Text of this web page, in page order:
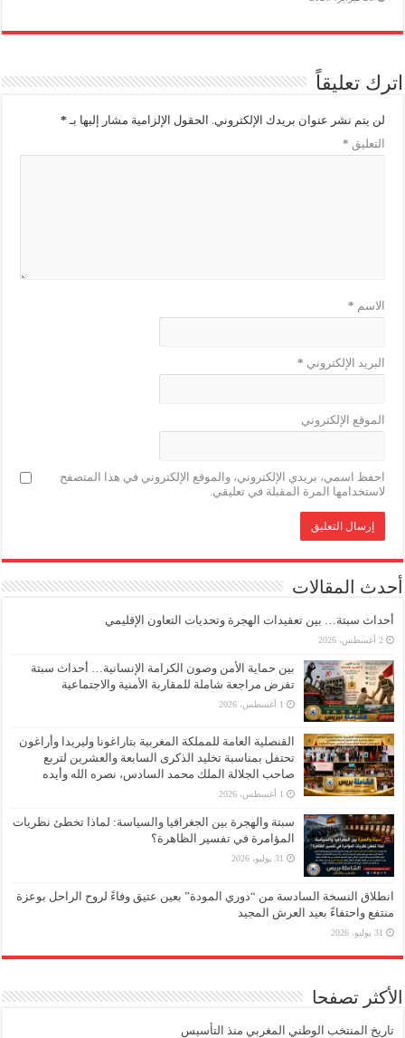
اترك تعليقاً
لن يتم نشر عنوان بريدك الإلكتروني. الحقول الإلزامية مشار إليها بـ *
التعليق *
الاسم *
البريد الإلكتروني *
الموقع الإلكتروني
احفظ اسمي، بريدي الإلكتروني، والموقع الإلكتروني في هذا المتصفح
لاستخدامها المرة المقبلة في تعليقي.
أحدث المقالات
أحداث سبتة… بين تعقيدات الهجرة وتحديات التعاون الإقليمي
2 أغسطس، 2026
بين حماية الأمن وصون الكرامة الإنسانية… أحداث سبتة
تفرض مراجعة شاملة للمقاربة الأمنية والاجتماعية
1 أغسطس، 2026
القنصلية العامة للمملكة المغربية بتاراغونا وليريدا وأراغون
تحتفل بمناسبة تخليد الذكرى السابعة والعشرين لتربع
صاحب الجلالة الملك محمد السادس، نصره الله وأيده
1 أغسطس، 2026
سبتة والهجرة بين الجغرافيا والسياسة: لماذا تخطئ نظريات
المؤامرة في تفسير الظاهرة؟
31 يوليو، 2026
انطلاق النسخة السادسة من “دوري المودة” بعين عتيق وفاءً لروح الراحل بوعزة
منتفع واحتفاءً بعيد العرش المجيد
31 يوليو، 2026
الأكثر تصفحا
تاريخ المنتخب الوطني المغربي منذ التأسيس